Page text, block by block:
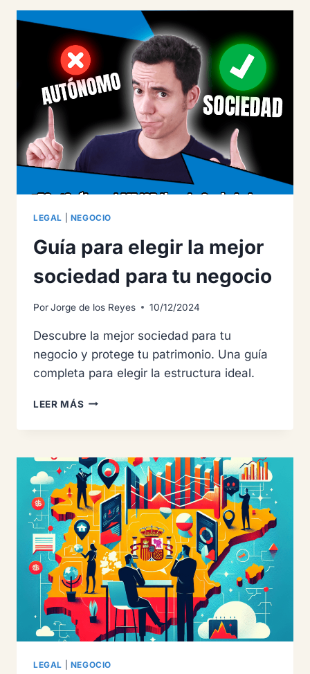
ELEGIR
TU
NEGOCIO?
LEGAL NEGOCIO
Guía para elegir la mejor
sociedad para tu negocio
PorJorge de los Reyes 10/12/2024
Descubre la mejor sociedad para tu
negocio y protege tu patrimonio. Una guía
completa para elegir la estructura ideal.
LEER MÁSGUÍA
ELEGIR
MEJOR
SOCIEDAD
PARA
TU
NEGOCIO
LEGAL NEGOCIO